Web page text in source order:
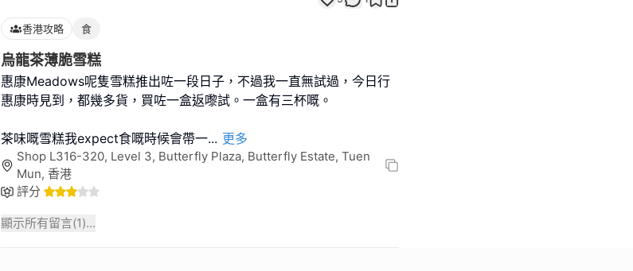
香港攻略 食
烏龍茶薄脆雪糕
惠康Meadows呢隻雪糕推出咗一段日子，不過我一直無試過，今日行
惠康時見到，都幾多貨，買咗一盒返嚟試。一盒有三杯嘅。
茶味嘅雪糕我expect食嘅時候會帶一... 更多
Shop L316-320, Level 3, Butterfly Plaza, Butterfly Estate, Tuen
Mun, 香港
評分
顯示所有留言(1)...